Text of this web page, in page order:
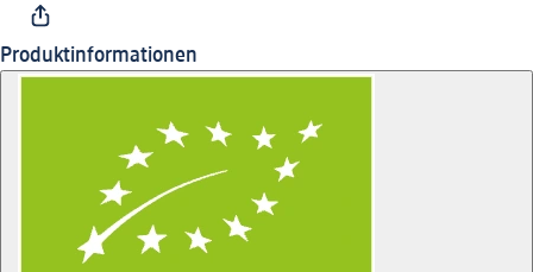
Produktinformationen